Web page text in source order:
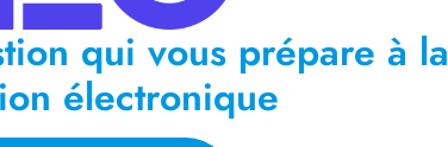
qui vous prépare à la
électronique